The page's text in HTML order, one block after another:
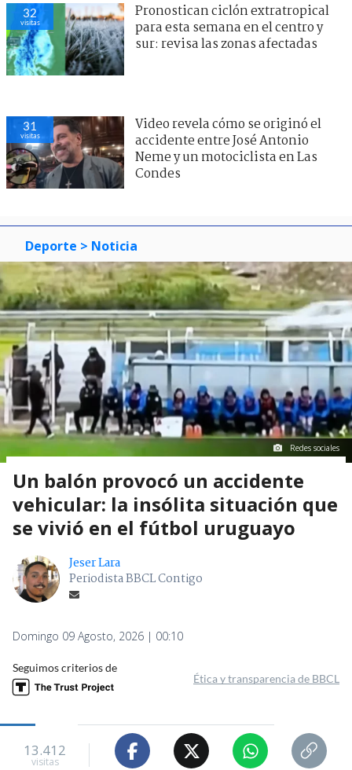
32
visitas
Pronostican ciclón extratropical
para esta semana en el centro y
sur: revisa las zonas afectadas
31
visitas
Video revela cómo se originó el
accidente entre José Antonio
Neme y un motociclista en Las
Condes
Deporte > Noticia
Redes sociales
Un balón provocó un accidente
vehicular: la insólita situación que
se vivió en el fútbol uruguayo
Jeser Lara
Periodista BBCL Contigo
Domingo 09 Agosto, 2026 | 00:10
Seguimos criterios de
Ética y transparencia de BBCL
13.412
visitas